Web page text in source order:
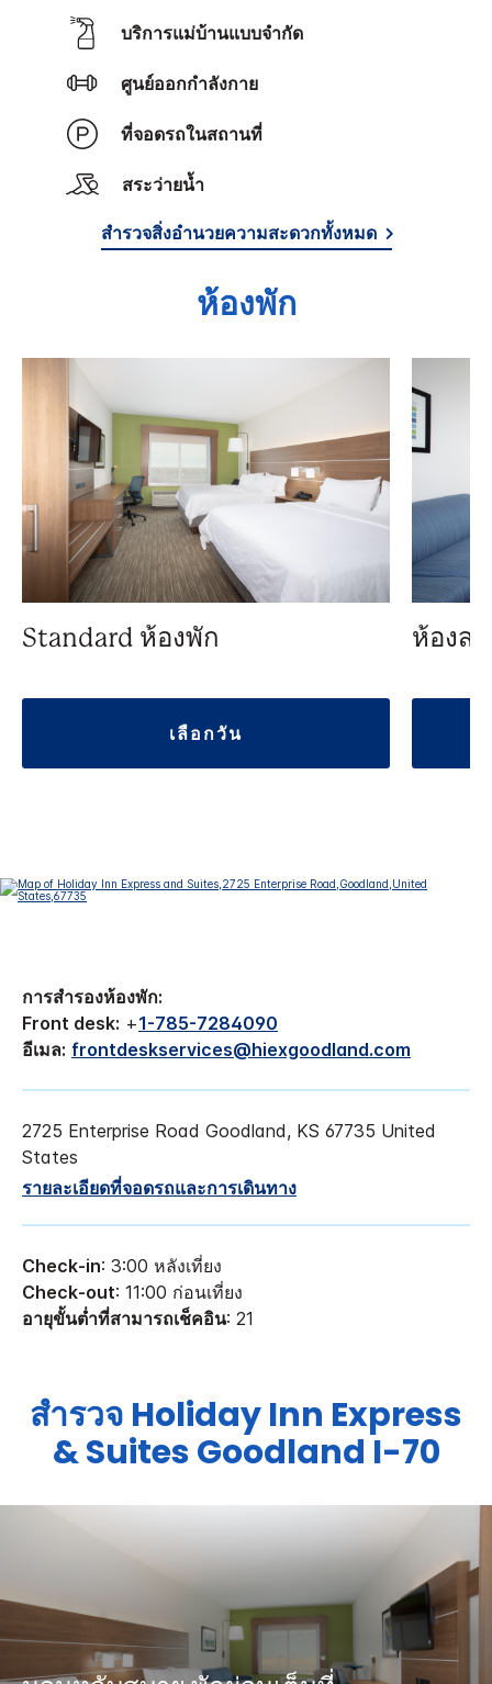
บริการแม่บ้านแบบจำกัด
ศูนย์ออกกำลังกาย
ที่จอดรถในสถานที่
สระว่ายน้ำ
สำรวจสิ่งอำนวยความสะดวกทั้งหมด
ห้องพัก
Standard ห้องพัก
เลือกวัน
ห้องส
การสำรองห้องพัก:
Front desk: +1-785-7284090
อีเมล: frontdeskservices@hiexgoodland.com
2725 Enterprise Road Goodland, KS 67735 United
States
รายละเอียดที่จอดรถและการเดินทาง
Check-in: 3:00 หลังเที่ยง
Check-out: 11:00 ก่อนเที่ยง
อายุขั้นต่ำที่สามารถเช็คอิน: 21
สำรวจ Holiday Inn Express
& SuitesGoodland I-70